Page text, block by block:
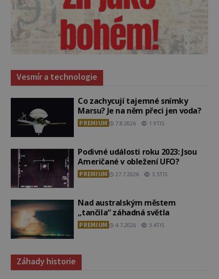
Vesmír a technologie
Co zachycují tajemné snímky
Marsu? Je na něm přeci jen voda?
PREMIUM 7.8.2026 1.9TIS
Podivné události roku 2023: Jsou
Američané v obležení UFO?
PREMIUM 27.7.2026 3.5TIS
Nad australským městem
„tančila“ záhadná světla
PREMIUM 4.7.2026 3.4TIS
Záhady historie